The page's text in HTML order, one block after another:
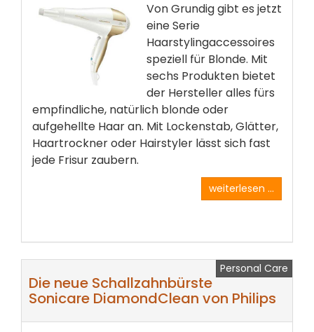
Von Grundig gibt es jetzt
eine Serie
Haarstylingaccessoires
speziell für Blonde. Mit
sechs Produkten bietet
der Hersteller alles fürs
empfindliche, natürlich blonde oder
aufgehellte Haar an. Mit Lockenstab, Glätter,
Haartrockner oder Hairstyler lässt sich fast
jede Frisur zaubern.
weiterlesen ...
Personal Care
Die neue Schallzahnbürste
Sonicare DiamondClean von Philips